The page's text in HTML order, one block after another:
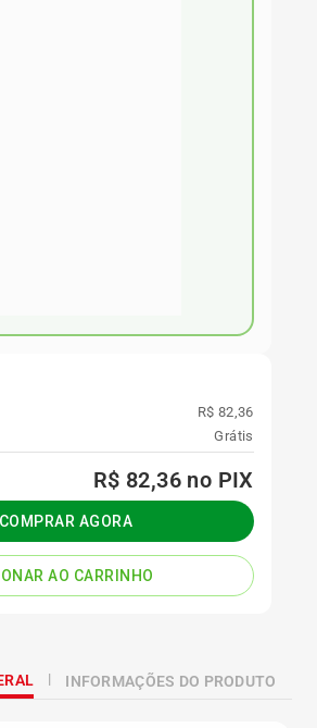
R$ 82,36
Grátis
R$ 82,36 no PIX
AGORA
AO CARRINHO
INFORMAÇÕES DO PRODUTO